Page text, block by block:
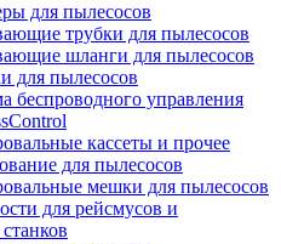
для пылесосов
трубки для пылесосов
шланги для пылесосов
для пылесосов
беспроводного управления
кассеты и прочее
для пылесосов
мешки для пылесосов
для рейсмусов и